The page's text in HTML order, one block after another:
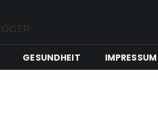
GESUNDHEIT IMPRESSUM